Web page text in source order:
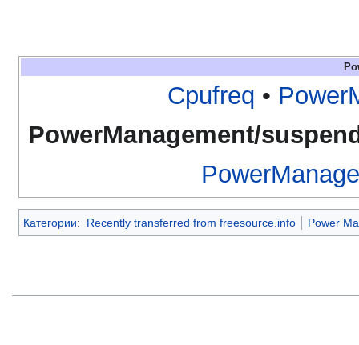
Cpufreq •
PowerManagement/
Категории: Recently transferred from freesource.info Power